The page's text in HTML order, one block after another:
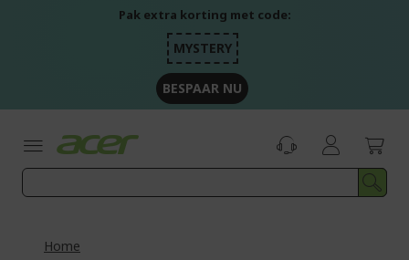
Pak extra korting met code:
MYSTERY
BESPAAR NU
Home